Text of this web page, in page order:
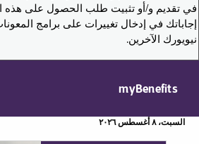
في تقديم و/أو تثبيت طلب الحصول على هذه
إجاباتك في إدخال تغييرات على برامج
نيويورك الآخرين.
myBenefits
السبت، ٨ أغسطس ٢٠٢٦